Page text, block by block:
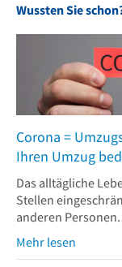
Wussten Sie
Corona =
Ihren Umzug
Das alltägliche
Stellen
anderen
Mehr lesen